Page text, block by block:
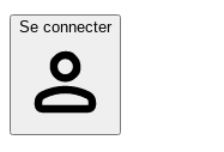
Se connecter